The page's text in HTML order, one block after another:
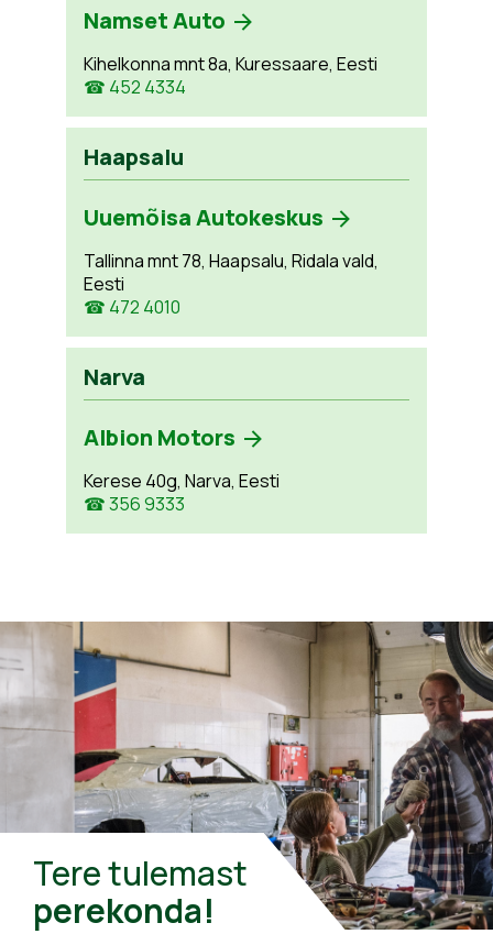
Namset Auto
Kihelkonna mnt 8a, Kuressaare, Eesti
☎ 452 4334
Haapsalu
Uuemõisa Autokeskus
Tallinna mnt 78, Haapsalu, Ridala vald,
Eesti
☎ 472 4010
Narva
Albion Motors
Kerese 40g, Narva, Eesti
☎ 356 9333
Tere tulemast
perekonda!